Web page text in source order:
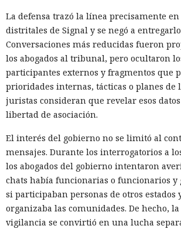
La defensa trazó la línea precisamente en
distritales de Signal y se negó a
Conversaciones más reducidas fueron
los abogados al tribunal, pero ocultaron
participantes externos y fragmentos que
prioridades internas, tácticas o planes de
juristas consideran que revelar esos
libertad de asociación.
El interés del gobierno no se limitó al
mensajes. Durante los interrogatorios a
los abogados del gobierno intentaron
chats había funcionarias o funcionarios y
si participaban personas de otros estados
organizaba las comunidades. De hecho,
vigilancia se convirtió en una lucha